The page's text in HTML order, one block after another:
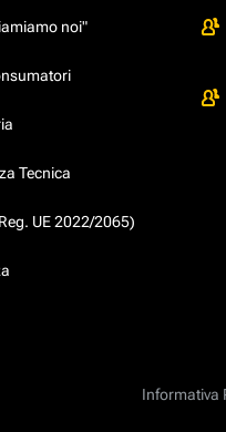
noi"
Tecnica
UE 2022/2065)
Informativa